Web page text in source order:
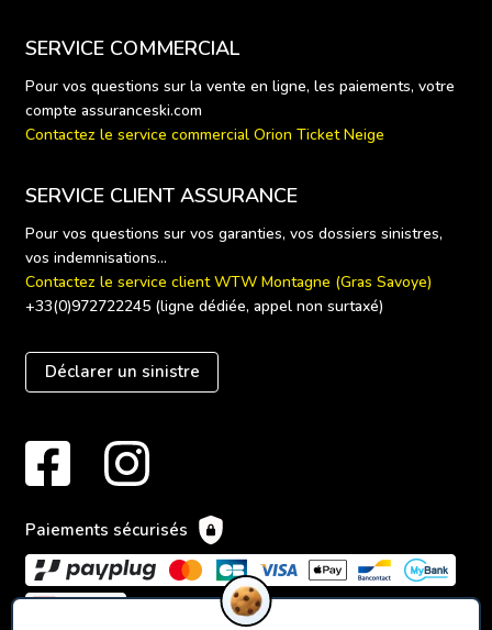
SERVICE COMMERCIAL
Pour vos questions sur la vente en ligne, les paiements, votre
Contactez le service commercial Orion Ticket Neige
SERVICE CLIENT ASSURANCE
Pour vos questions sur vos garanties, vos dossiers sinistres,
Contactez le service client WTW Montagne (Gras Savoye)
+33(0)972722245 (ligne dédiée, appel non surtaxé)
Déclarer un sinistre
Paiements sécurisés